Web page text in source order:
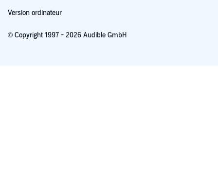
Version ordinateur
© Copyright 1997 - 2026 Audible GmbH